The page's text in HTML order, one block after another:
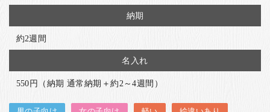
納期
約2週間
名入れ
550円（納期 通常納期＋約2～4週間）